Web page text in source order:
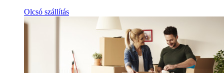
Olcsó szállítás